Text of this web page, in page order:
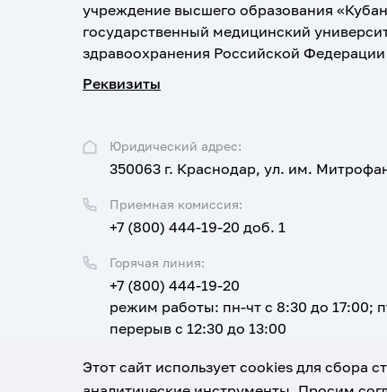
учреждение высшего образования
государственный медицинский
здравоохранения Российской Федерации
Реквизиты
Юридический адрес:
350063 г. Краснодар, ул. им.
Приемная комиссия:
+7 (800) 444-19-20 доб. 1
Горячая линия:
+7 (800) 444-19-20
режим работы: пн-чт с 8:30 до 17:00;
перерыв с 12:30 до 13:00
Email:
corpus@ksma.ru
Этот сайт использует cookies для сбора